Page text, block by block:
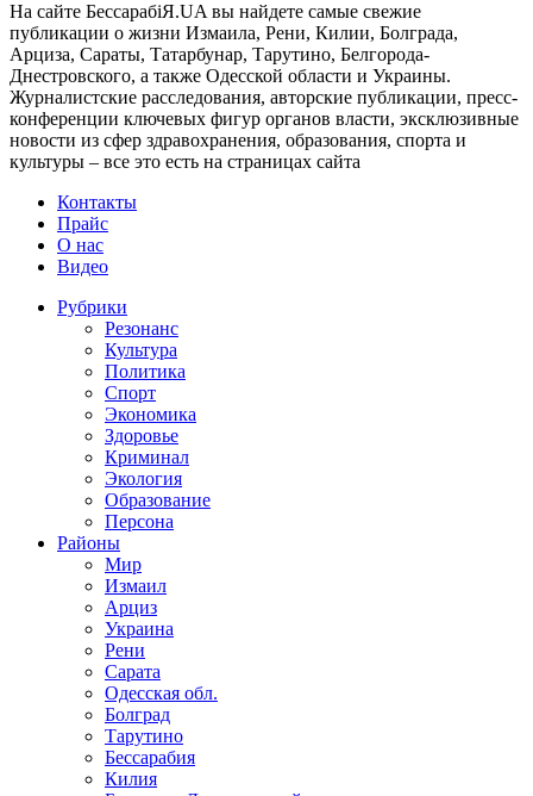
На сайте БессарабіЯ.UA вы найдете самые свежие
публикации о жизни Измаила, Рени, Килии, Болграда,
Арциза, Сараты, Татарбунар, Тарутино, Белгорода-
Днестровского, а также Одесской области и Украины.
Журналистские расследования, авторские публикации, пресс-
конференции ключевых фигур органов власти, эксклюзивные
новости из сфер здравохранения, образования, спорта и
культуры – все это есть на страницах сайта
Контакты
Прайс
О нас
Видео
Рубрики
Резонанс
Культура
Политика
Спорт
Экономика
Здоровье
Криминал
Экология
Образование
Персона
Районы
Мир
Измаил
Арциз
Украина
Рени
Сарата
Одесская обл.
Болград
Тарутино
Бессарабия
Килия